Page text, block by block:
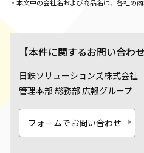
・本文中の会社名および商品名は、各社の
【本件に関するお問い合わせ
日鉄ソリューションズ株式会社
管理本部 総務部 広報グループ
フォームでお問い合わせ